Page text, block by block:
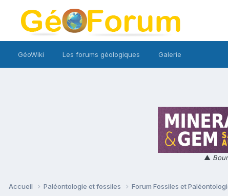
GéoWiki Les forums géologiques Galerie
▲
Accueil Paléontologie et fossiles Forum Fossiles et